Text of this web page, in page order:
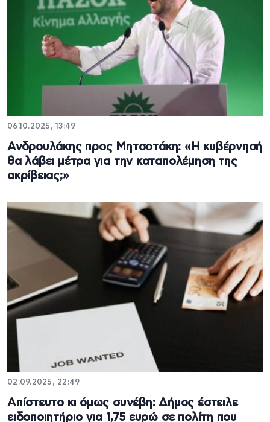
06.10.2025, 13:49
Ανδρουλάκης προς Μητσοτάκη: «Η κυβέρνησή
θα λάβει μέτρα για την καταπολέμηση της
ακρίβειας;»
02.09.2025, 22:49
Απίστευτο κι όμως συνέβη: Δήμος έστειλε
ειδοποιητήριο για 1,75 ευρώ σε πολίτη που